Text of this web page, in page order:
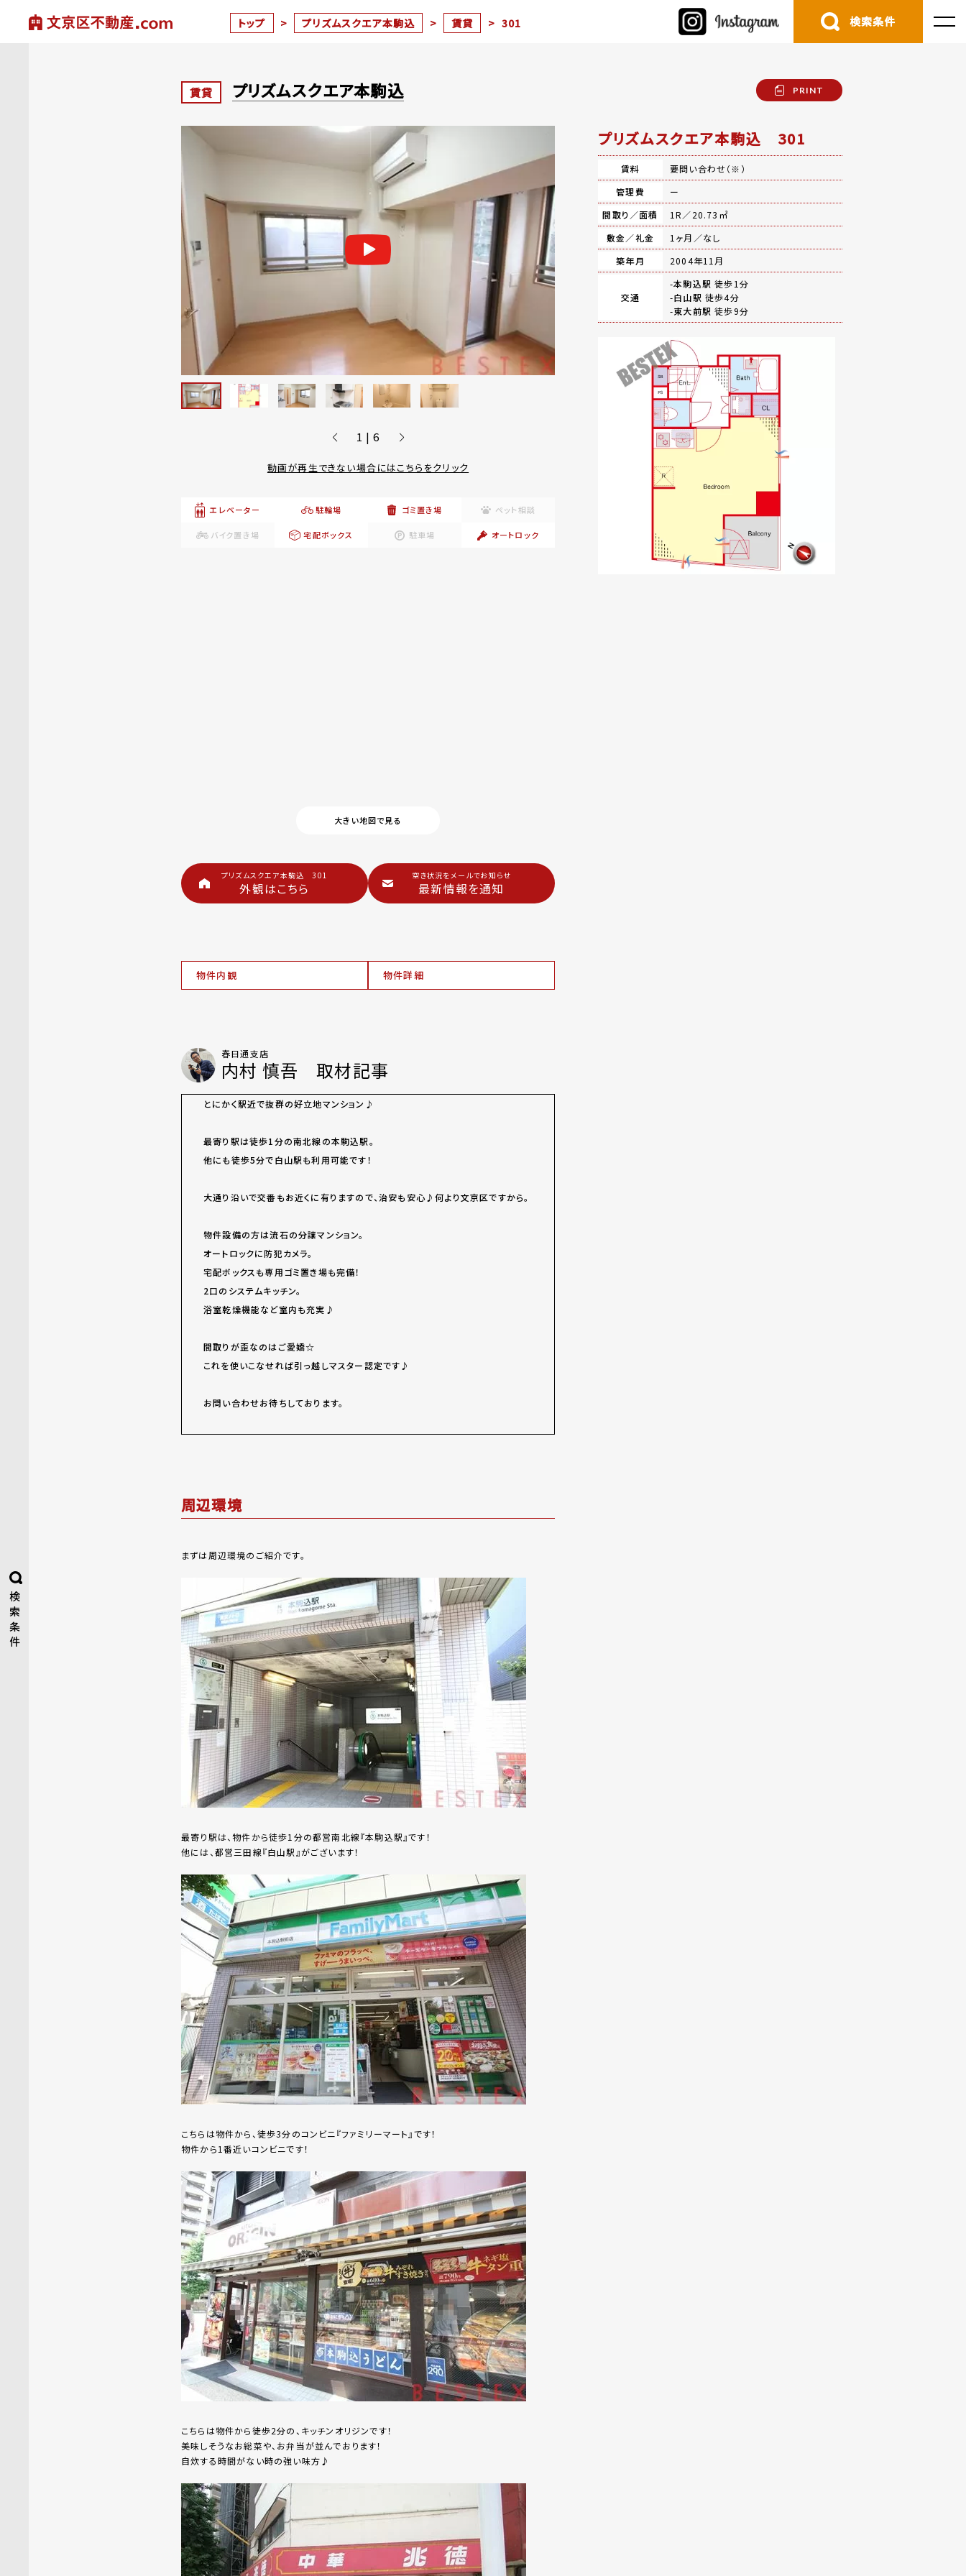
トップ > プリズムスクエア本駒込 > 賃貸 > 301 検索条件
検
索
条
件
賃貸 プリズムスクエア本駒込 PRINT
1 | 6
動画が再生できない場合にはこちらをクリック
エレベーター 駐輪場 ゴミ置き場 ペット相談
バイク置き場 宅配ボックス 駐車場 オートロック
大きい地図で見る
プリズムスクエア本駒込 301
外観はこちら
空き状況をメールでお知らせ
最新情報を通知
物件内観 物件詳細
春日通支店
内村 慎吾 取材記事
とにかく駅近で抜群の好立地マンション♪
最寄り駅は徒歩1分の南北線の本駒込駅。
他にも徒歩5分で白山駅も利用可能です！
大通り沿いで交番もお近くに有りますので、治安も安心♪何より文京区ですから。
物件設備の方は流石の分譲マンション。
オートロックに防犯カメラ。
宅配ボックスも専用ゴミ置き場も完備！
2口のシステムキッチン。
浴室乾燥機能など室内も充実♪
間取りが歪なのはご愛嬌☆
これを使いこなせれば引っ越しマスター認定です♪
お問い合わせお待ちしております。
周辺環境
まずは周辺環境のご紹介です。
最寄り駅は、物件から徒歩1分の都営南北線『本駒込駅』です！
他には、都営三田線『白山駅』がございます！
こちらは物件から、徒歩3分のコンビニ『ファミリーマート』です！
物件から1番近いコンビニです！
こちらは物件から徒歩2分の、キッチンオリジンです！
美味しそうなお総菜や、お弁当が並んでおります！
自炊する時間がない時の強い味方♪
プリズムスクエア本駒込 301
賃料
要問い合わせ（※）
管理費
ー
間取り／面積
1R／20.73㎡
敷金／礼金
1ヶ月／なし
築年月
2004年11月
交通
-本駒込駅 徒歩1分
-白山駅 徒歩4分
-東大前駅 徒歩9分